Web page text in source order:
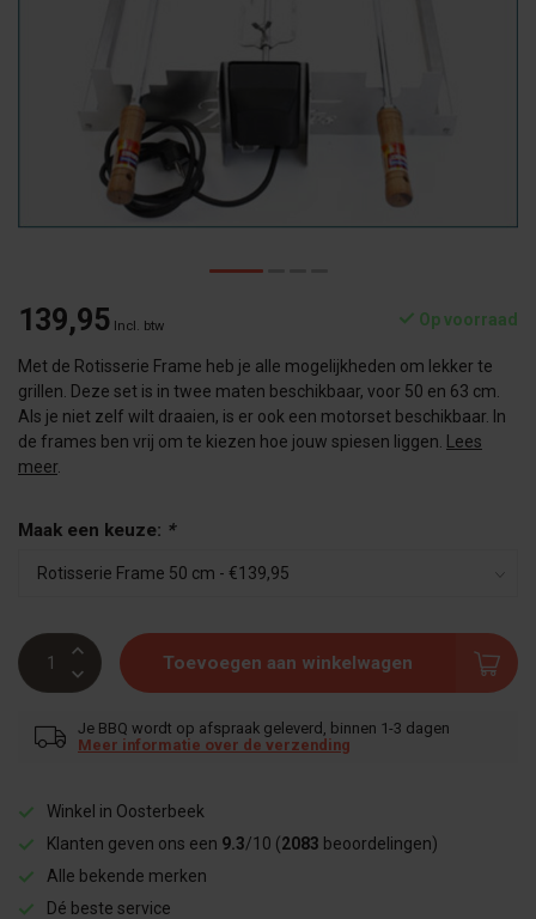
139,95 Incl. btw Op voorraad
Met de Rotisserie Frame heb je alle mogelijkheden om lekker te
grillen. Deze set is in twee maten beschikbaar, voor 50 en 63 cm.
Als je niet zelf wilt draaien, is er ook een motorset beschikbaar. In
de frames ben vrij om te kiezen hoe jouw spiesen liggen.
Lees
meer
Maak een keuze: *
Toevoegen aan winkelwagen
Je BBQ wordt op afspraak geleverd, binnen 1-3 dagen
Meer informatie over de verzending
Winkel in Oosterbeek
Klanten geven ons een 9.3/10 (2083 beoordelingen)
Alle bekende merken
Dé beste service